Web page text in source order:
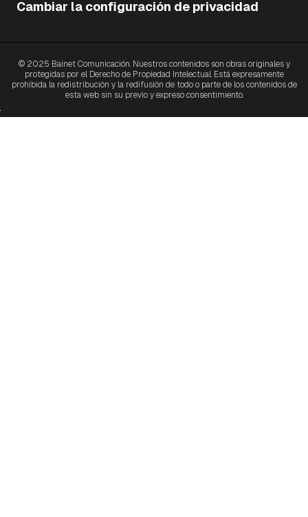
Cambiar la configuración de privacidad
© 2025 Bainet Comunicación. Nuestros contenidos son obras originales y
protegidas por el Derecho de Propiedad Intelectual. Está expresamente
prohibida la redistribución y la redifusión de todo o parte de los contenidos de
esta web sin su previo y expreso consentimiento.